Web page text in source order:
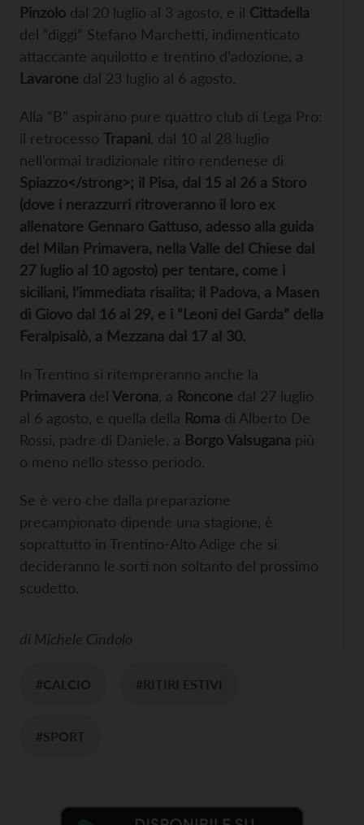
Pinzolo dal 20 luglio al 3 agosto, e il Cittadella
del “diggì” Stefano Marchetti, indimenticato
attaccante aquilotto e trentino d’adozione, a
Lavarone dal 23 luglio al 6 agosto.
Alla “B” aspirano pure quattro club di Lega Pro:
il retrocesso Trapani , dal 10 al 28 luglio
nell’ormai tradizionale ritiro rendenese di
Spiazzo</strong>; il Pisa, dal 15 al 26 a Storo
(dove i nerazzurri ritroveranno il loro ex
allenatore Gennaro Gattuso, adesso alla guida
del Milan Primavera, nella Valle del Chiese dal
27 luglio al 10 agosto) per tentare, come i
siciliani, l’immediata risalita; il Padova, a Masen
di Giovo dal 16 al 29, e i “Leoni del Garda” della
Feralpisalò, a Mezzana dal 17 al 30.
In Trentino si ritempreranno anche la
Primavera del Verona , a Roncone dal 27 luglio
al 6 agosto, e quella della Roma di Alberto De
Rossi, padre di Daniele, a Borgo Valsugana più
o meno nello stesso periodo.
Se è vero che dalla preparazione
precampionato dipende una stagione, è
soprattutto in Trentino-Alto Adige che si
decideranno le sorti non soltanto del prossimo
scudetto.
di Michele Cindolo
#CALCIO #RITIRI ESTIVI
#SPORT